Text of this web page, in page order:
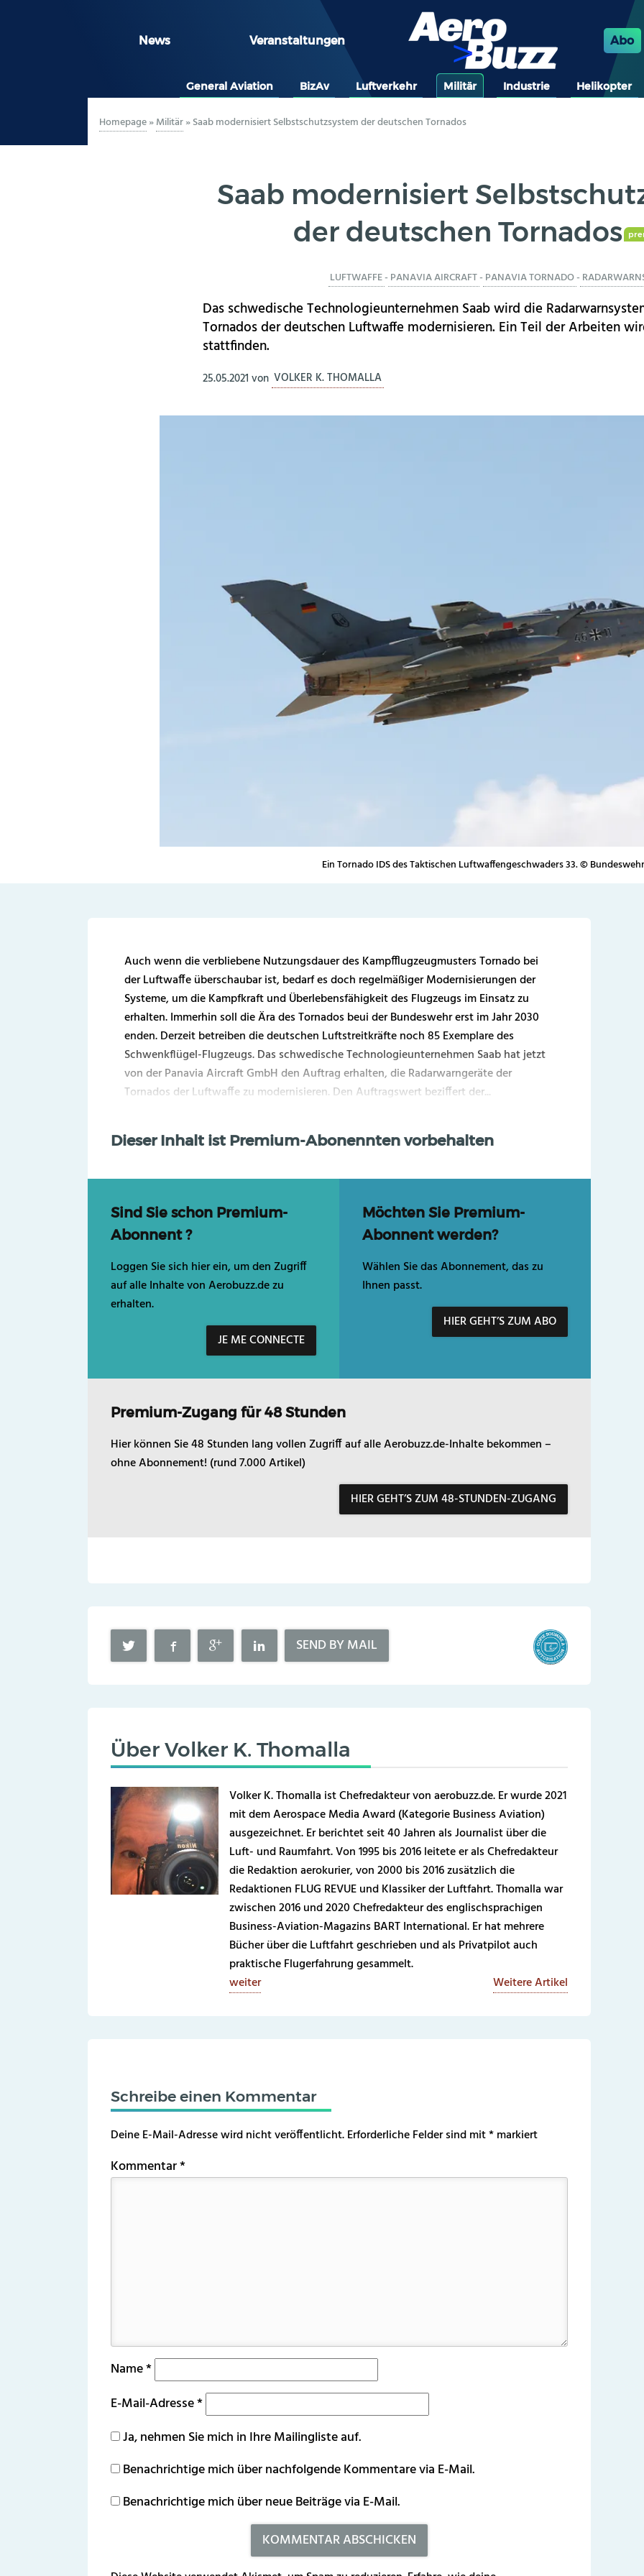
News Veranstaltungen Abo
General Aviation BizAv Luftverkehr Militär Industrie Helikopter
Homepage»Militär»Saab modernisiert Selbstschutzsystem der deutschen Tornados
Saab modernisiert
der deutschen Tornados
LUFTWAFFE- PANAVIA AIRCRAFT- PANAVIA TORNADO-
Das schwedische Technologieunternehmen Saab wird die
Tornados der deutschen Luftwaffe modernisieren. Ein Teil der Arbeiten
stattfinden.
25.05.2021 von VOLKER K. THOMALLA
Ein Tornado IDS des Taktischen Luftwaffengeschwaders 33. © Bundeswehr
Auch wenn die verbliebene Nutzungsdauer des Kampfflugzeugmusters Tornado bei
der Luftwaffe überschaubar ist, bedarf es doch regelmäßiger Modernisierungen der
Systeme, um die Kampfkraft und Überlebensfähigkeit des Flugzeugs im Einsatz zu
erhalten. Immerhin soll die Ära des Tornados beui der Bundeswehr erst im Jahr 2030
enden. Derzeit betreiben die deutschen Luftstreitkräfte noch 85 Exemplare des
Schwenkflügel-Flugzeugs. Das schwedische Technologieunternehmen Saab hat jetzt
von der Panavia Aircraft GmbH den Auftrag erhalten, die Radarwarngeräte der
Tornados der Luftwaffe zu modernisieren. Den Auftragswert beziffert der...
Dieser Inhalt ist Premium-Abonennten vorbehalten
Sind Sie schon Premium-
Abonnent ?
Loggen Sie sich hier ein, um den Zugriff
auf alle Inhalte von Aerobuzz.de zu
erhalten.
JE ME CONNECTE
Möchten Sie Premium-
Abonnent werden?
Wählen Sie das Abonnement, das zu
Ihnen passt.
HIER GEHT’S ZUM ABO
Premium-Zugang für 48 Stunden
Hier können Sie 48 Stunden lang vollen Zugriff auf alle Aerobuzz.de-Inhalte bekommen –
ohne Abonnement! (rund 7.000 Artikel)
HIER GEHT’S ZUM 48-STUNDEN-ZUGANG
SEND BY MAIL
Über Volker K. Thomalla
Volker K. Thomalla ist Chefredakteur von aerobuzz.de. Er wurde 2021
mit dem Aerospace Media Award (Kategorie Business Aviation)
ausgezeichnet. Er berichtet seit 40 Jahren als Journalist über die
Luft- und Raumfahrt. Von 1995 bis 2016 leitete er als Chefredakteur
die Redaktion aerokurier, von 2000 bis 2016 zusätzlich die
Redaktionen FLUG REVUE und Klassiker der Luftfahrt. Thomalla war
zwischen 2016 und 2020 Chefredakteur des englischsprachigen
Business-Aviation-Magazins BART International. Er hat mehrere
Bücher über die Luftfahrt geschrieben und als Privatpilot auch
praktische Flugerfahrung gesammelt.
weiter
Weitere Artikel
Schreibe einen Kommentar
Deine E-Mail-Adresse wird nicht veröffentlicht.Erforderliche Felder sind mit*markiert
Kommentar*
Name*
E-Mail-Adresse*
Ja, nehmen Sie mich in Ihre Mailingliste auf.
Benachrichtige mich über nachfolgende Kommentare via E-Mail.
Benachrichtige mich über neue Beiträge via E-Mail.